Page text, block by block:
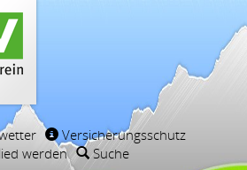
Versicherungsschutz
werden
Suche